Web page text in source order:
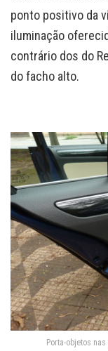
ponto positivo da
iluminação
contrário dos do
do facho alto.
Porta-objetos